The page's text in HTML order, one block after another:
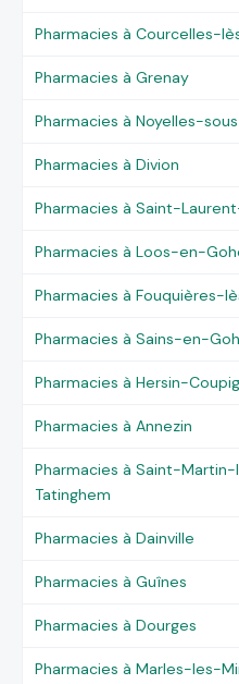
Pharmacies à Courcelles-
Pharmacies à Grenay
Pharmacies à Noyelles-
Pharmacies à Divion
Pharmacies à Saint-
Pharmacies à Loos-en-
Pharmacies à Fouquières-
Pharmacies à Sains-en-
Pharmacies à Hersin-
Pharmacies à Annezin
Pharmacies à Saint-
Tatinghem
Pharmacies à Dainville
Pharmacies à Guînes
Pharmacies à Dourges
Pharmacies à Marles-les-